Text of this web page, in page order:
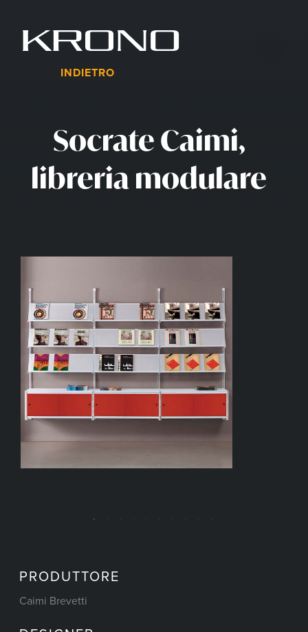
contenuto
INDIETRO
Socrate Caimi,
libreria modulare
PRODUTTORE
Caimi Brevetti